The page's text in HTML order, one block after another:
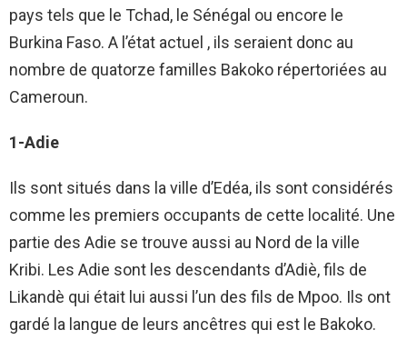
pays tels que le Tchad, le Sénégal ou encore le
Burkina Faso. A l’état actuel , ils seraient donc au
nombre de quatorze familles Bakoko répertoriées au
Cameroun.
1-Adie
Ils sont situés dans la ville d’Edéa, ils sont considérés
comme les premiers occupants de cette localité. Une
partie des Adie se trouve aussi au Nord de la ville
Kribi. Les Adie sont les descendants d’Adiè, fils de
Likandè qui était lui aussi l’un des fils de Mpoo. Ils ont
gardé la langue de leurs ancêtres qui est le Bakoko.